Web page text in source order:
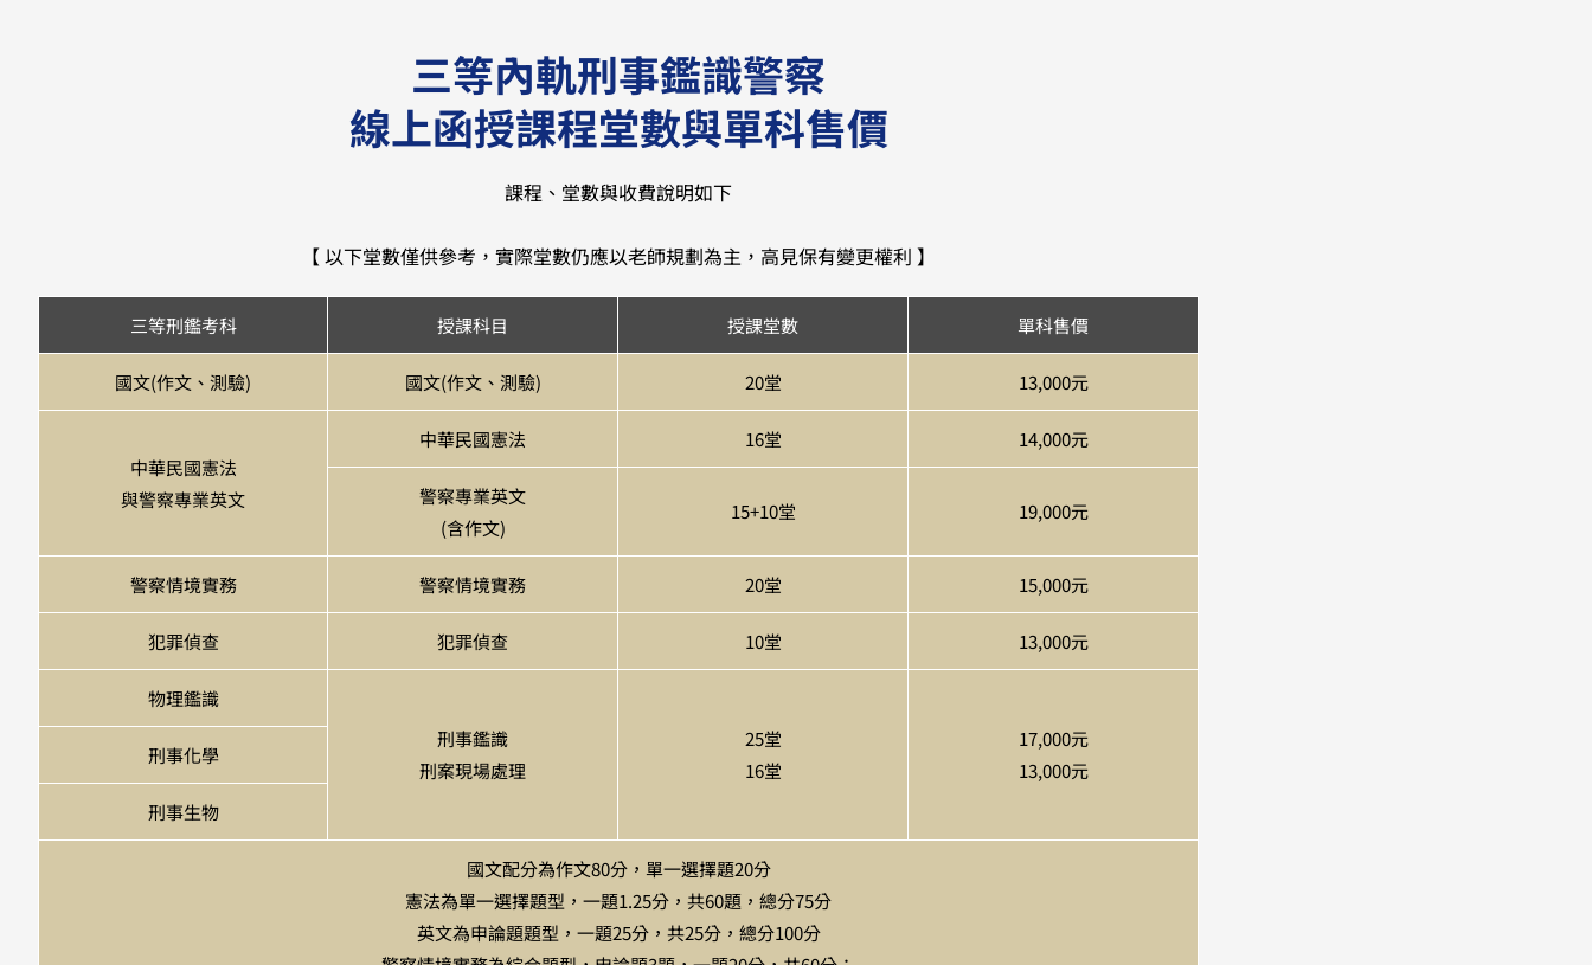
三等內軌刑事鑑識警察
線上函授課程堂數與單科售價
課程、堂數與收費說明如下
【 以下堂數僅供參考，實際堂數仍應以老師規劃為主，高見保有變更權利 】
三等刑鑑考科 授課科目 授課堂數 單科售價
國文(作文、測驗) 國文(作文、測驗) 20堂 13,000元
中華民國憲法
與警察專業英文
中華民國憲法 16堂 14,000元
警察專業英文
(含作文)
15+10堂 19,000元
警察情境實務 警察情境實務 20堂 15,000元
犯罪偵查 犯罪偵查 10堂 13,000元
物理鑑識
刑事鑑識
刑案現場處理
25堂
16堂
17,000元
13,000元
刑事化學
刑事生物
國文配分為作文80分，單一選擇題20分
憲法為單一選擇題型，一題1.25分，共60題，總分75分
英文為申論題題型，一題25分，共25分，總分100分